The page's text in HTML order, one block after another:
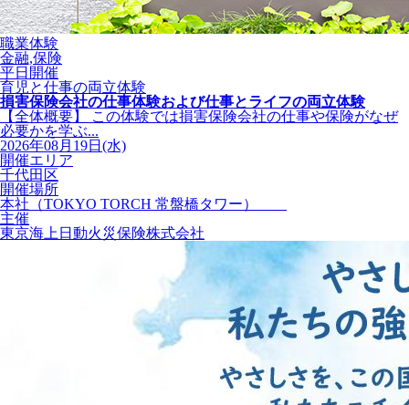
職業体験
金融,保険
平日開催
育児と仕事の両立体験
損害保険会社の仕事体験および仕事とライフの両立体験
【全体概要】 この体験では損害保険会社の仕事や保険がなぜ
必要かを学ぶ...
2026年08月19日(水)
開催エリア
千代田区
開催場所
本社（TOKYO TORCH 常盤橋タワー）
主催
東京海上日動火災保険株式会社